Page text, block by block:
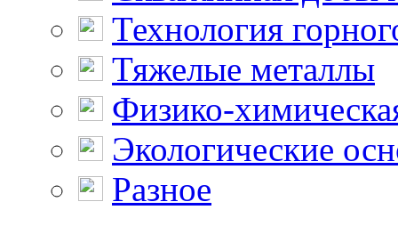
Технология
Тяжелые металлы
Физико-
Экологические
Разное